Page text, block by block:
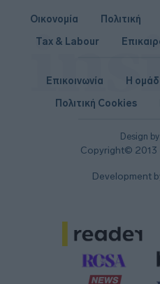
Οικονομία Πολιτική
Tax & Labour
Design
Copyright© 2013
Επικοινωνία Η
Πολιτική Cookies
Development